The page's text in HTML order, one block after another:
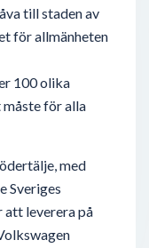
till staden av
för allmänheten
100 olika
för alla
med
Sveriges
att leverera på